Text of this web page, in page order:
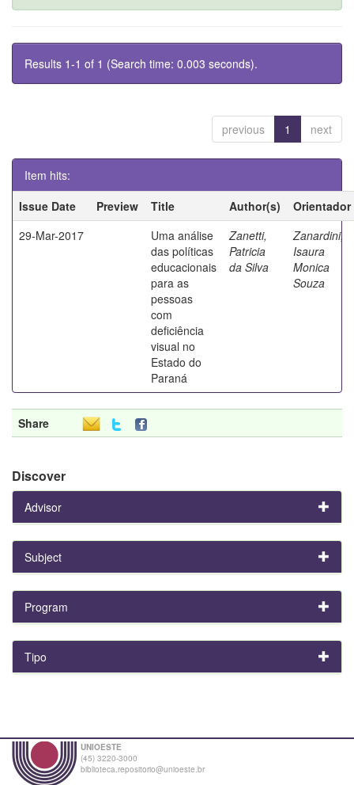
Results 1-1 of 1 (Search time: 0.003 seconds).
previous 1 next
Item hits:
Issue Date
Preview Title Author(s)
Orientador
29-Mar-2017
Uma análise
das políticas
educacionais
para as
pessoas
com
deficiência
visual no
Estado do
Paraná
Zanetti,
Patricia
da Silva
Zanardini,
Isaura
Monica
Souza
Share
Discover
Advisor
Subject
Program
Tipo
UNIOESTE
(45) 3220-3000
biblioteca.repositorio@unioeste.br